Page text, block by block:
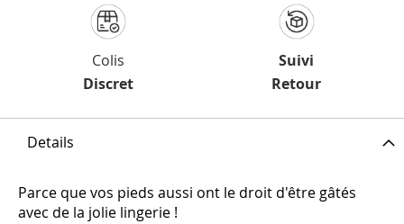
Colis
Discret
Suivi
Retour
Details
Parce que vos pieds aussi ont le droit d'être gâtés
avec de la jolie lingerie !